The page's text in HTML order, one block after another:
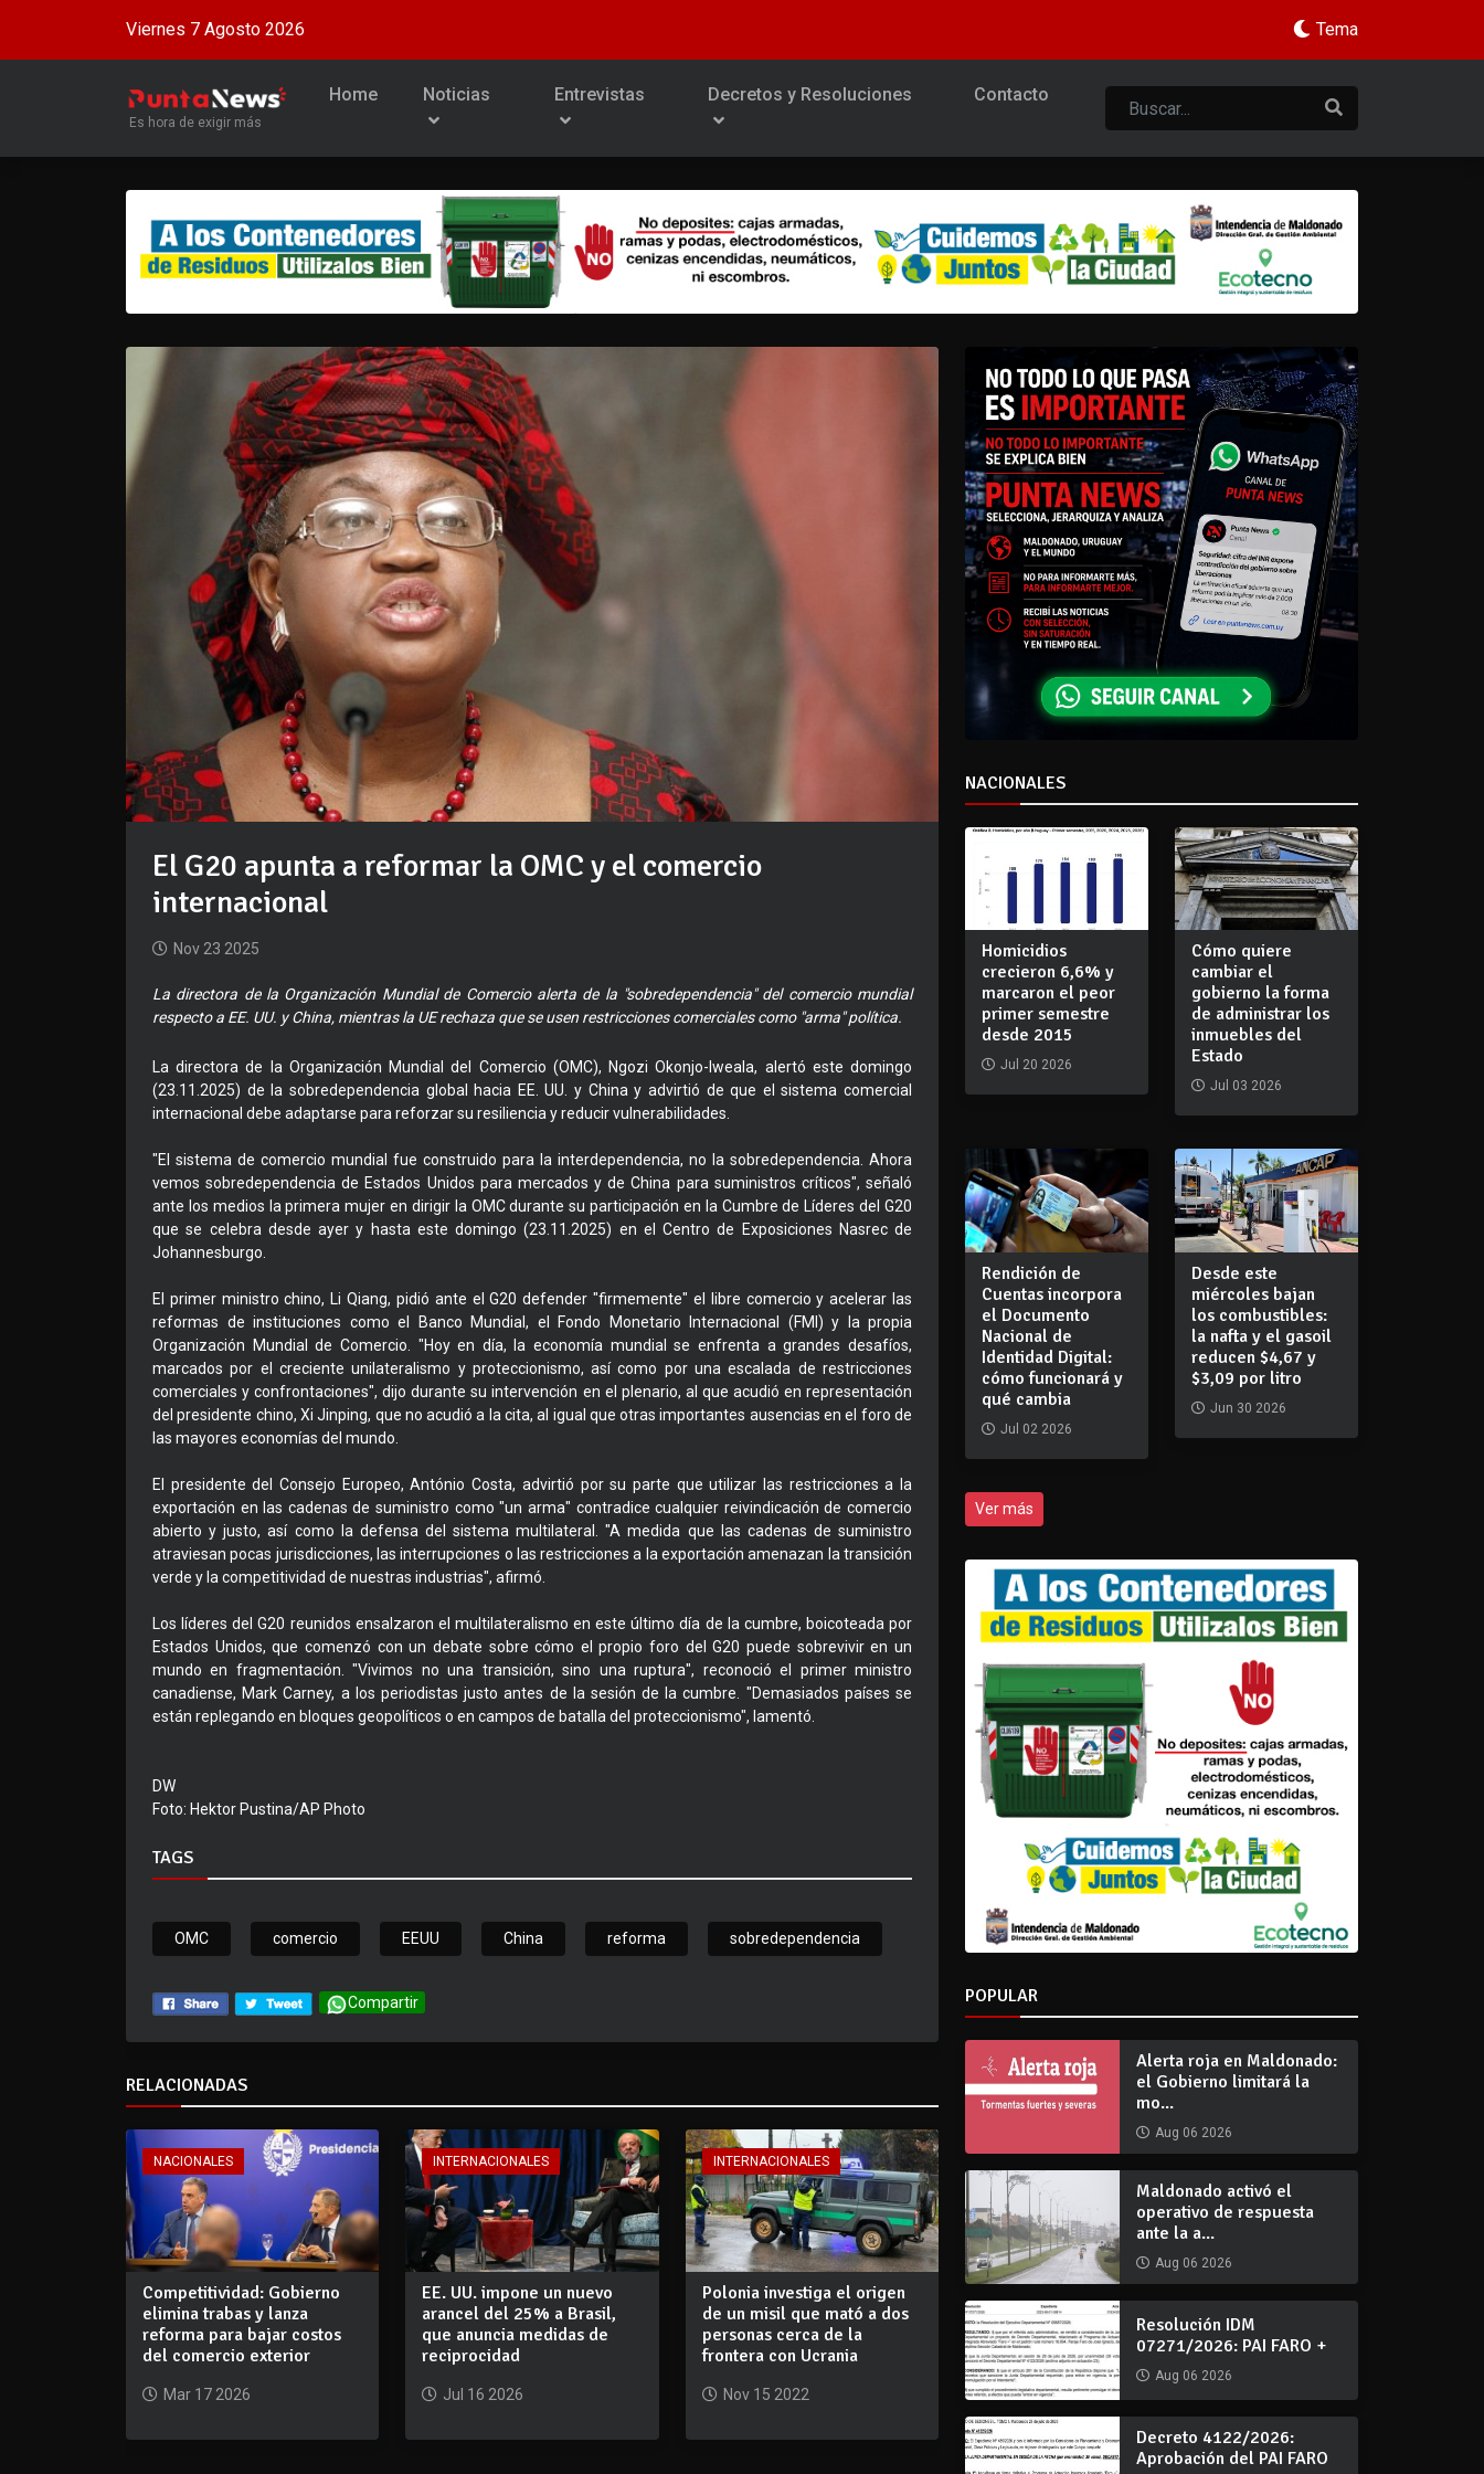
Viernes 7 Agosto 2026 Tema
Es hora de exigir más
Home Noticias Entrevistas Decretos y Resoluciones Contacto
El G20 apunta a reformar la OMC y el comercio
internacional
Nov 23 2025
La directora de la Organización Mundial de Comercio alerta de la "sobredependencia" del comercio mundial
respecto a EE. UU. y China, mientras la UE rechaza que se usen restricciones comerciales como "arma" política.
La directora de la Organización Mundial del Comercio (OMC), Ngozi Okonjo-Iweala, alertó este domingo
(23.11.2025) de la sobredependencia global hacia EE. UU. y China y advirtió de que el sistema comercial
internacional debe adaptarse para reforzar su resiliencia y reducir vulnerabilidades.
"El sistema de comercio mundial fue construido para la interdependencia, no la sobredependencia. Ahora
vemos sobredependencia de Estados Unidos para mercados y de China para suministros críticos", señaló
ante los medios la primera mujer en dirigir la OMC durante su participación en la Cumbre de Líderes del G20
que se celebra desde ayer y hasta este domingo (23.11.2025) en el Centro de Exposiciones Nasrec de
Johannesburgo.
El primer ministro chino, Li Qiang, pidió ante el G20 defender "firmemente" el libre comercio y acelerar las
reformas de instituciones como el Banco Mundial, el Fondo Monetario Internacional (FMI) y la propia
Organización Mundial de Comercio. "Hoy en día, la economía mundial se enfrenta a grandes desafíos,
marcados por el creciente unilateralismo y proteccionismo, así como por una escalada de restricciones
comerciales y confrontaciones", dijo durante su intervención en el plenario, al que acudió en representación
del presidente chino, Xi Jinping, que no acudió a la cita, al igual que otras importantes ausencias en el foro de
las mayores economías del mundo.
El presidente del Consejo Europeo, António Costa, advirtió por su parte que utilizar las restricciones a la
exportación en las cadenas de suministro como "un arma" contradice cualquier reivindicación de comercio
abierto y justo, así como la defensa del sistema multilateral. "A medida que las cadenas de suministro
atraviesan pocas jurisdicciones, las interrupciones o las restricciones a la exportación amenazan la transición
verde y la competitividad de nuestras industrias", afirmó.
Los líderes del G20 reunidos ensalzaron el multilateralismo en este último día de la cumbre, boicoteada por
Estados Unidos, que comenzó con un debate sobre cómo el propio foro del G20 puede sobrevivir en un
mundo en fragmentación. "Vivimos no una transición, sino una ruptura", reconoció el primer ministro
canadiense, Mark Carney, a los periodistas justo antes de la sesión de la cumbre. "Demasiados países se
están replegando en bloques geopolíticos o en campos de batalla del proteccionismo", lamentó.
DW
Foto: Hektor Pustina/AP Photo
TAGS
OMC comercio EEUU China reforma sobredependencia
Compartir
RELACIONADAS
NACIONALES
Competitividad: Gobierno
elimina trabas y lanza
reforma para bajar costos
del comercio exterior
Mar 17 2026
INTERNACIONALES
EE. UU. impone un nuevo
arancel del 25% a Brasil,
que anuncia medidas de
reciprocidad
Jul 16 2026
INTERNACIONALES
Polonia investiga el origen
de un misil que mató a dos
personas cerca de la
frontera con Ucrania
Nov 15 2022
NACIONALES
Homicidios
crecieron 6,6% y
marcaron el peor
primer semestre
desde 2015
Jul 20 2026
Cómo quiere
cambiar el
gobierno la forma
de administrar los
inmuebles del
Estado
Jul 03 2026
Rendición de
Cuentas incorpora
el Documento
Nacional de
Identidad Digital:
cómo funcionará y
qué cambia
Jul 02 2026
Desde este
miércoles bajan
los combustibles:
la nafta y el gasoil
reducen $4,67 y
$3,09 por litro
Jun 30 2026
Ver más
POPULAR
Alerta roja en Maldonado:
el Gobierno limitará la
mo...
Aug 06 2026
Maldonado activó el
operativo de respuesta
ante la a...
Aug 06 2026
Resolución IDM
07271/2026: PAI FARO +
Aug 06 2026
Decreto 4122/2026:
Aprobación del PAI FARO